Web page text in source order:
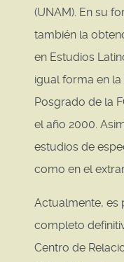
(UNAM). En su
también la
en Estudios
igual forma en
Posgrado de la
el año 2000.
estudios de
como en el
Actualmente, es
completo
Centro de